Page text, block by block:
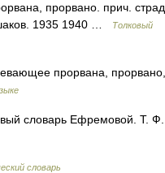
прорвано. прич. страд.
1935 1940 …
Толковый
прорвана, прорвано,
словарь Ефремовой. Т. Ф.
словарь